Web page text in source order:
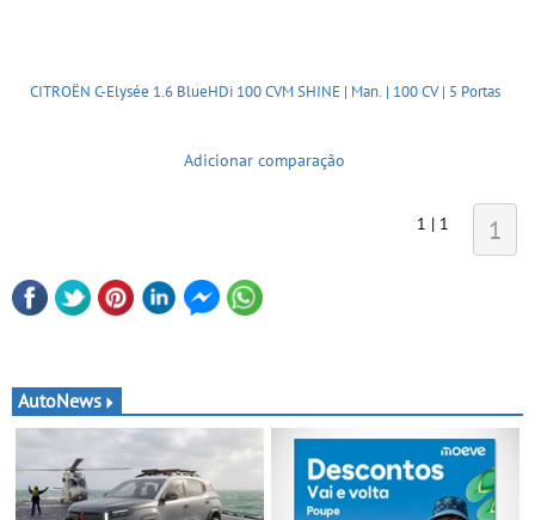
CITROËN C-Elysée 1.6 BlueHDi 100 CVM SHINE | Man. | 100 CV | 5 Portas
Adicionar comparação
1 | 1 1
AutoNews